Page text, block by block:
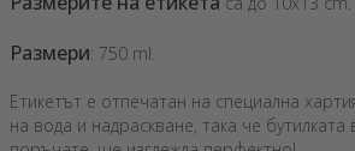
Размери: 750 ml.
Етикетът е отпечатан на специална
на вода и надраскване, така че бутилката